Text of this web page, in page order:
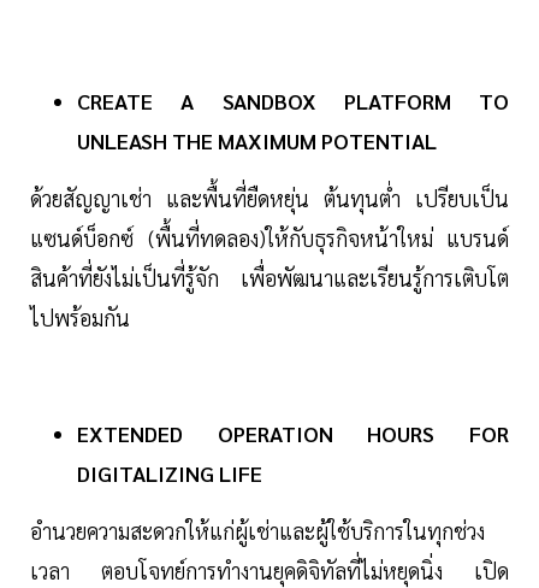
CREATE A SANDBOX PLATFORM TO
UNLEASH THE MAXIMUM POTENTIAL
ด้วยสัญญาเช่า และพื้นที่ยืดหยุ่น ต้นทุนต่ำ เปรียบเป็น
แซนด์บ็อกซ์ (พื้นที่ทดลอง)ให้กับธุรกิจหน้าใหม่ แบรนด์
สินค้าที่ยังไม่เป็นที่รู้จัก เพื่อพัฒนาและเรียนรู้การเติบโต
ไปพร้อมกัน
EXTENDED OPERATION HOURS FOR
DIGITALIZING LIFE
อำนวยความสะดวกให้แก่ผู้เช่าและผู้ใช้บริการในทุกช่วง
เวลา ตอบโจทย์การทำงานยุคดิจิทัลที่ไม่หยุดนิ่ง เปิด